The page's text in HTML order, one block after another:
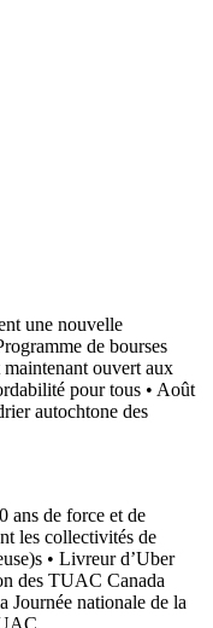
une nouvelle
de bourses
ouvert aux
pour tous • Août
autochtone des
ans de force et de
les collectivités de
• Livreur d’Uber
des TUAC Canada
Journée nationale de la